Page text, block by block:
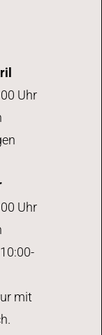
Uhr
Uhr
mit